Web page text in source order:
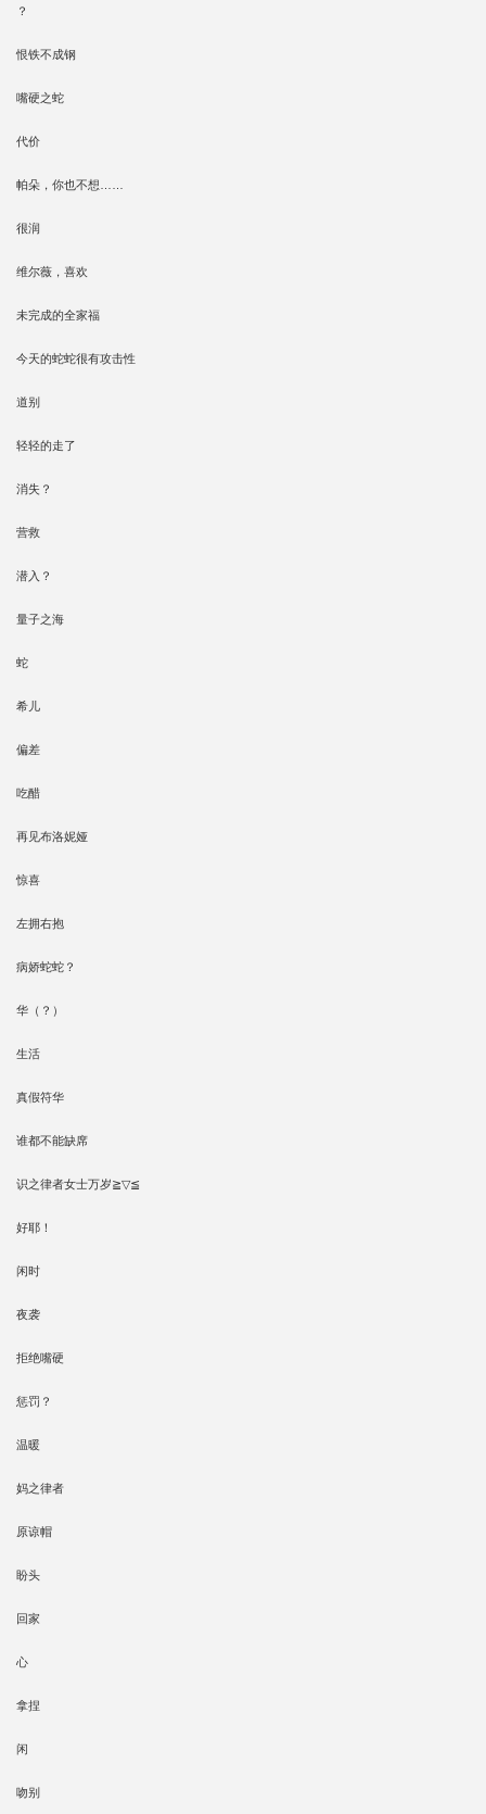
？
恨铁不成钢
嘴硬之蛇
代价
帕朵，你也不想……
很润
维尔薇，喜欢
未完成的全家福
今天的蛇蛇很有攻击性
道别
轻轻的走了
消失？
营救
潜入？
量子之海
蛇
希儿
偏差
吃醋
再见布洛妮娅
惊喜
左拥右抱
病娇蛇蛇？
华（？）
生活
真假符华
谁都不能缺席
识之律者女士万岁≧▽≦
好耶！
闲时
夜袭
拒绝嘴硬
惩罚？
温暖
妈之律者
原谅帽
盼头
回家
心
拿捏
闲
吻别